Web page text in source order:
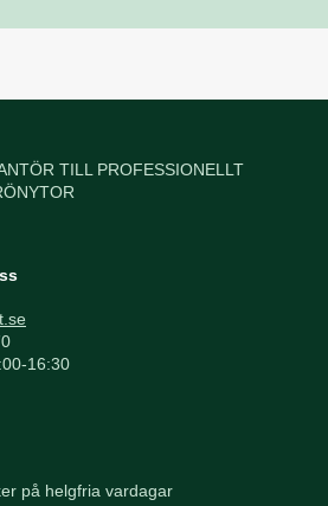
TILL PROFESSIONELLT
16:30
på helgfria vardagar